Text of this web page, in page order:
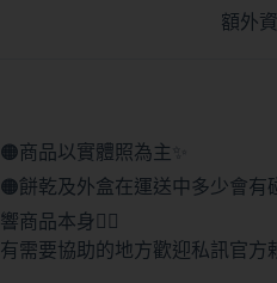
額外
🟠商品以實體照為主✨
🟠餅乾及外盒在運送中多少會有
響商品本身🙇‍♀️
有需要協助的地方歡迎私訊官方